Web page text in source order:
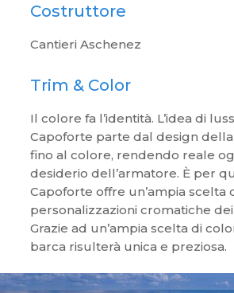
Costruttore
Cantieri Aschenez
Trim & Color
Il colore fa l’identità. L’idea di
Capoforte parte dal design
fino al colore, rendendo reale
desiderio dell’armatore. È per
Capoforte offre un’ampia scelta
personalizzazioni cromatiche
Grazie ad un’ampia scelta di
barca risulterà unica e preziosa.